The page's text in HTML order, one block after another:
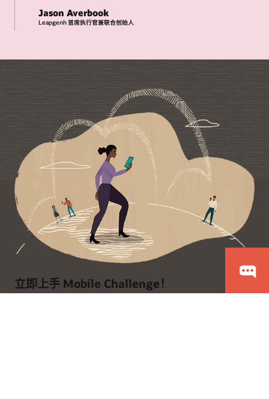
Jason Averbook
Leapgenh 首席执行官兼联合创始人
立即上手 Mobile Challenge！